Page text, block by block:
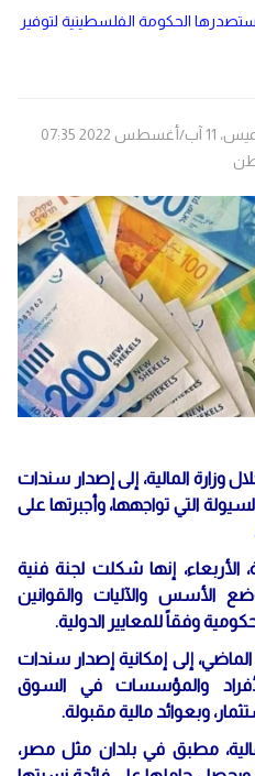
الحكومة الفلسطينية لتوفير
2022 07:35
وزارة المالية، إلى إصدار سندات
التي تواجهها، وأجبرتها على
الأربعاء، إنها شكلت لجنة فنية
الأسس والآليات والقوانين
وفقاً للمعايير الدولية.
إلى إمكانية إصدار سندات
والمؤسسات في السوق
وبعوائد مالية مقبولة.
مطبق في بلدان مثل مصر،